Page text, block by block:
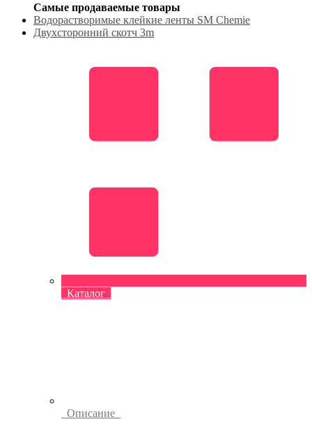
Самые продаваемые товары
Водорастворимые клейкие ленты SM Chemie
Двухсторонний скотч 3m
Каталог
Описание